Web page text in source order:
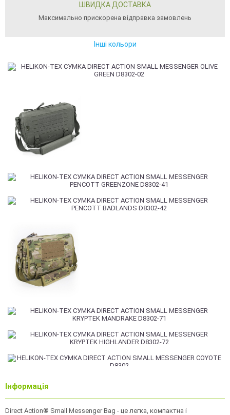
ШВИДКА ДОСТАВКА
Максимально прискорена відправка замовлень
Інші кольори
Інформація
Direct Action® Small Messenger Bag - це легка, компактна і